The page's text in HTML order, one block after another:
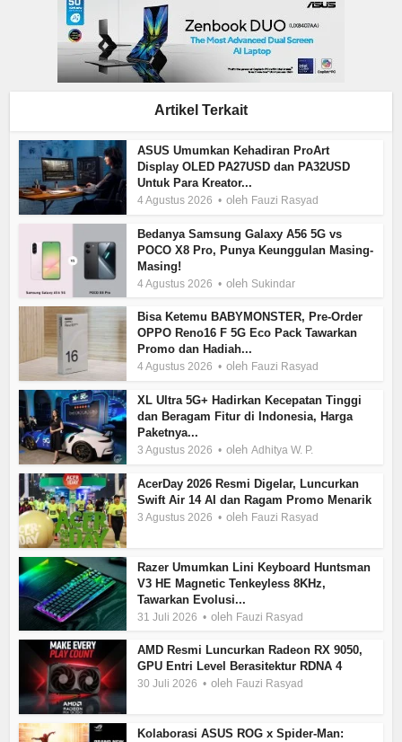
Artikel Terkait
ASUS Umumkan Kehadiran ProArt
Display OLED PA27USD dan PA32USD
Untuk Para Kreator...
4 Agustus 2026 oleh Fauzi Rasyad
Bedanya Samsung Galaxy A56 5G vs
POCO X8 Pro, Punya Keunggulan Masing-
Masing!
4 Agustus 2026 oleh Sukindar
Bisa Ketemu BABYMONSTER, Pre-Order
OPPO Reno16 F 5G Eco Pack Tawarkan
Promo dan Hadiah...
4 Agustus 2026 oleh Fauzi Rasyad
XL Ultra 5G+ Hadirkan Kecepatan Tinggi
dan Beragam Fitur di Indonesia, Harga
Paketnya...
3 Agustus 2026 olehAdhitya W. P.
AcerDay 2026 Resmi Digelar, Luncurkan
Swift Air 14 AI dan Ragam Promo Menarik
3 Agustus 2026 oleh Fauzi Rasyad
Razer Umumkan Lini Keyboard Huntsman
V3 HE Magnetic Tenkeyless 8KHz,
Tawarkan Evolusi...
31 Juli 2026 oleh Fauzi Rasyad
AMD Resmi Luncurkan Radeon RX 9050,
GPU Entri Level Berasitektur RDNA 4
30 Juli 2026 oleh Fauzi Rasyad
Kolaborasi ASUS ROG x Spider-Man: